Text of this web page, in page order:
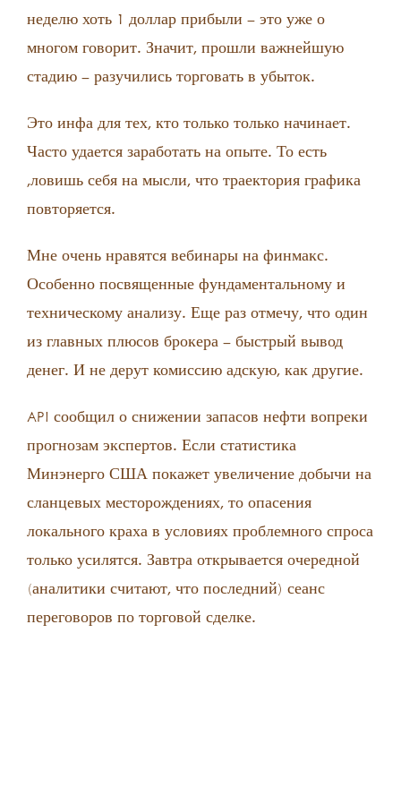
неделю хоть 1 доллар прибыли – это уже о
многом говорит. Значит, прошли важнейшую
стадию – разучились торговать в убыток.
Это инфа для тех, кто только только начинает.
Часто удается заработать на опыте. То есть
,ловишь себя на мысли, что траектория графика
повторяется.
Мне очень нравятся вебинары на финмакс.
Особенно посвященные фундаментальному и
техническому анализу. Еще раз отмечу, что один
из главных плюсов брокера – быстрый вывод
денег. И не дерут комиссию адскую, как другие.
API сообщил о снижении запасов нефти вопреки
прогнозам экспертов. Если статистика
Минэнерго США покажет увеличение добычи на
сланцевых месторождениях, то опасения
локального краха в условиях проблемного спроса
только усилятся. Завтра открывается очередной
(аналитики считают, что последний) сеанс
переговоров по торговой сделке.